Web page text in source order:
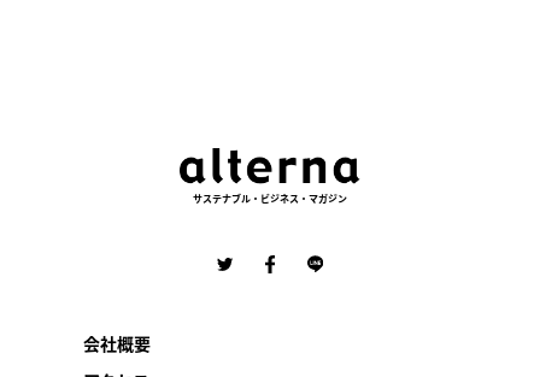
サステナブル・ビジネス・マガジン
会社概要